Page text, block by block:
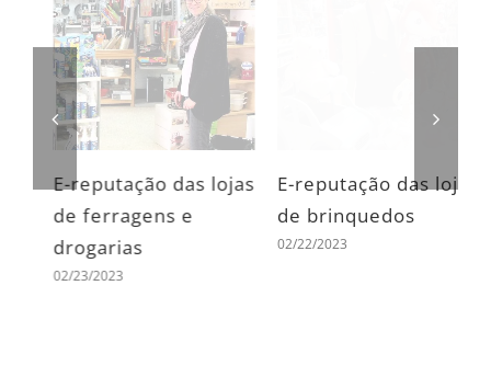
E-reputação das lojas
de ferragens e
drogarias
02/23/2023
E-reputação das lojas
de brinquedos
02/22/2023